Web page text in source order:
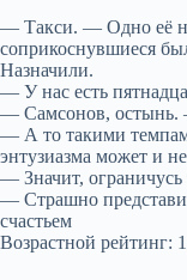
— Такси. — Одно её
соприкоснувшиеся
Назначили.
— У нас есть
— Самсонов, остынь.
— А то такими
энтузиазма может и
— Значит,
— Страшно
счастьем
Возрастной рейтинг: